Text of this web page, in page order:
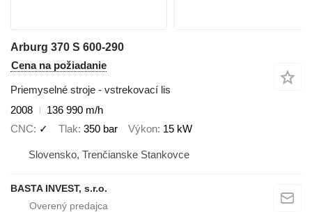
Arburg 370 S 600-290
Cena na požiadanie
Priemyselné stroje - vstrekovací lis
2008
136 990 m/h
CNC
✓ Tlak 350 bar Výkon 15 kW
Slovensko, Trenčianske Stankovce
BASTA INVEST, s.r.o.